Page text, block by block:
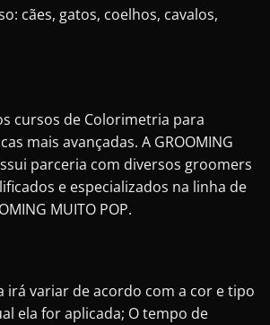
cães, gatos, coelhos, cavalos,
cursos de Colorimetria para
mais avançadas. A GROOMING
parceria com diversos groomers
e especializados na linha de
MUITO POP.
irá variar de acordo com a cor e tipo
ela for aplicada; O tempo de